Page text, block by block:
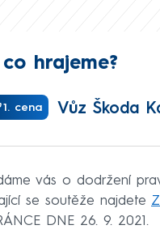
hrajeme?
1. cena Vůz Škoda
vás o dodržení
se soutěže najdete
DNE 26. 9. 2021.